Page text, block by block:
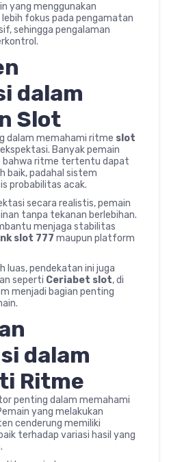
yang menggunakan
fokus pada pengamatan
sehingga pengalaman
dalam
Slot
dalam memahami ritme slot
Banyak pemain
bahwa ritme tertentu dapat
baik, padahal sistem
probabilitas acak.
secara realistis, pemain
tanpa tekanan berlebihan.
menjaga stabilitas
slot 777 maupun platform
luas, pendekatan ini juga
seperti Ceriabet slot, di
menjadi bagian penting
dalam
Ritme
penting dalam memahami
yang melakukan
cenderung memiliki
terhadap variasi hasil yang